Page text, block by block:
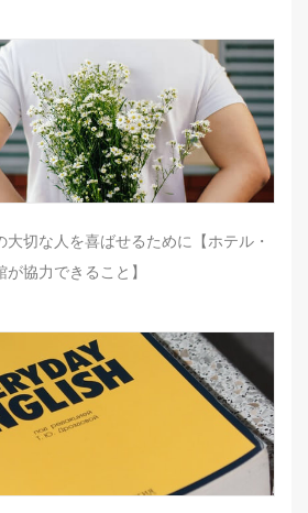
切な人を喜ばせるために【ホテル・
が協力できること】